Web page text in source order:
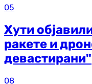
05
Хути
ракете и
девастирани"
08